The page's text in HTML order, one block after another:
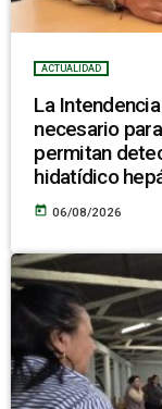
ACTUALIDAD
La
necesario
permitan
hidatídico
Pedrera
today 06/08/2026